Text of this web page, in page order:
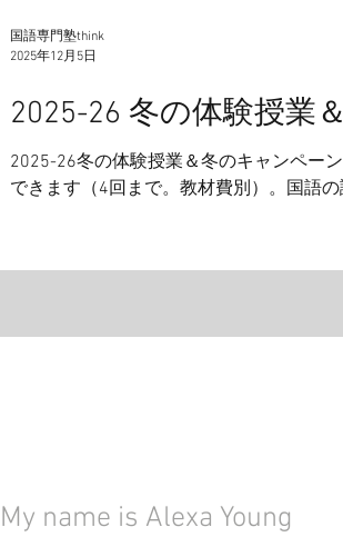
2025-26 冬の体験授業
2025-26冬の体験授業＆冬のキャンペー
できます（4回まで。教材費別）。国語
5,000円を免除いたします。 I期：12/
国語専門塾think
2025年12月5日
My name is Alexa Young